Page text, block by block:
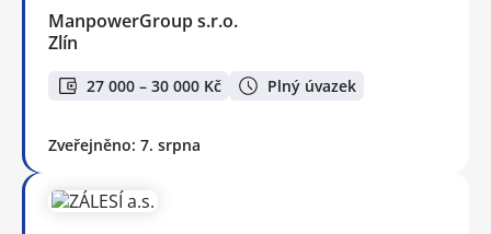
ManpowerGroup s.r.o.
Zlín
27 000 – 30 000 Kč Plný úvazek
Zveřejněno: 7. srpna